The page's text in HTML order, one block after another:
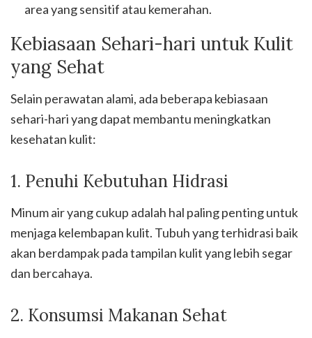
area yang sensitif atau kemerahan.
Kebiasaan Sehari-hari untuk Kulit
yang Sehat
Selain perawatan alami, ada beberapa kebiasaan
sehari-hari yang dapat membantu meningkatkan
kesehatan kulit:
1. Penuhi Kebutuhan Hidrasi
Minum air yang cukup adalah hal paling penting untuk
menjaga kelembapan kulit. Tubuh yang terhidrasi baik
akan berdampak pada tampilan kulit yang lebih segar
dan bercahaya.
2. Konsumsi Makanan Sehat